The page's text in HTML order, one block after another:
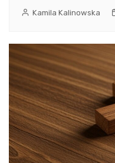
Kamila Kalinowska